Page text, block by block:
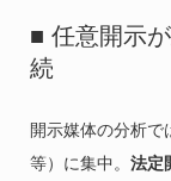
■ 任意開示
続
開示媒体の分析
等）に集中。 法定